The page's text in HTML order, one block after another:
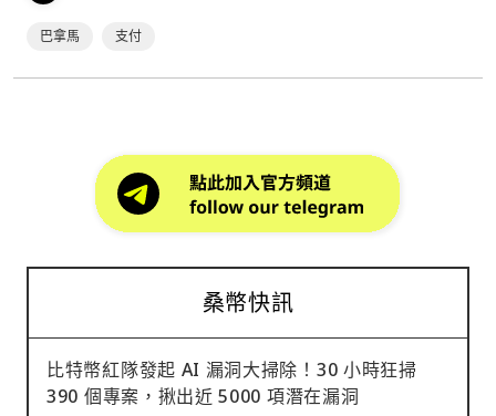
巴拿馬 支付
桑幣快訊
比特幣紅隊發起 AI 漏洞大掃除！30 小時狂掃
390 個專案，揪出近 5000 項潛在漏洞